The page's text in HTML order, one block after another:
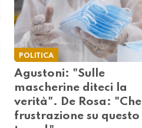
POLITICA
Agustoni: "Sulle
mascherine diteci la
verità". De Rosa: "Che
frustrazione su questo